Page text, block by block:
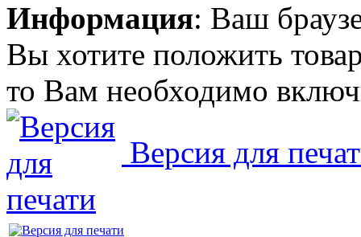
Информация: Ваш
Вы хотите положить
то Вам необходимо
Версия для